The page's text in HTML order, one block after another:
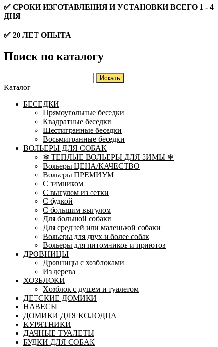
✅ СРОКИ ИЗГОТАВЛЕНИЯ И УСТАНОВКИ ВСЕГО 1 - 4
ДНЯ
✅ 20 ЛЕТ ОПЫТА
Поиск по каталогу
Каталог
БЕСЕДКИ
Прямоугольные беседки
Квадратные беседки
Шестигранные беседки
Восьмигранные беседки
ВОЛЬЕРЫ ДЛЯ СОБАК
❄ ТЕПЛЫЕ ВОЛЬЕРЫ ДЛЯ ЗИМЫ ❄
Вольеры ЦЕНА/КАЧЕСТВО
Вольеры ПРЕМИУМ
С зимником
С выгулом из сетки
С будкой
С большим выгулом
Для большой собаки
Для средней или маленькой собаки
Вольеры для двух и более собак
Вольеры для питомников и приютов
ДРОВНИЦЫ
Дровницы с хозблоками
Из дерева
ХОЗБЛОКИ
Xозблок с душем и туалетом
ДЕТСКИЕ ДОМИКИ
НАВЕСЫ
ДОМИКИ ДЛЯ КОЛОДЦА
КУРЯТНИКИ
ДАЧНЫЕ ТУАЛЕТЫ
БУДКИ ДЛЯ СОБАК